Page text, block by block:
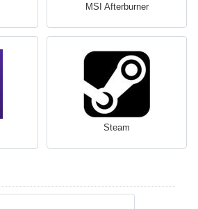
MSI Afterburner
Steam